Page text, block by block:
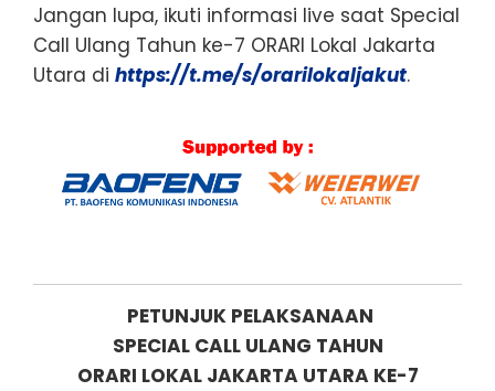
Jangan lupa, ikuti informasi live saat Special
Call Ulang Tahun ke-7 ORARI Lokal Jakarta
Utara di https://t.me/s/orarilokaljakut.
PETUNJUK PELAKSANAAN
SPECIAL CALL ULANG TAHUN
ORARI LOKAL JAKARTA UTARA KE-7